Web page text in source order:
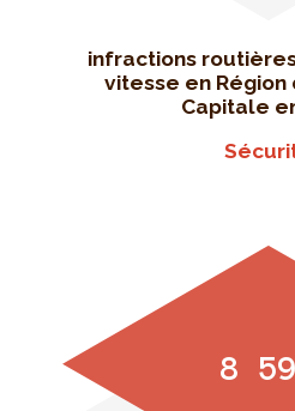
infractions
vitesse en
Capitale
8